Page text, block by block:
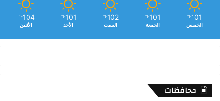
101
℉
الخميس
101
℉
الجمعة
102
℉
السبت
101
℉
الأحد
104
℉
الأثنين
محافظات